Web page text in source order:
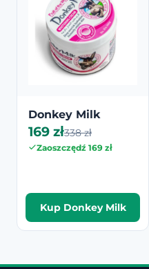
Donkey Milk
169 zł338 zł
Zaoszczędź 169 zł
Kup Donkey Milk